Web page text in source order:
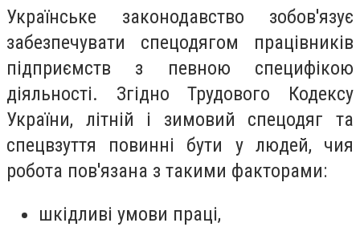
Українське законодавство зобов'язує
забезпечувати спецодягом працівників
підприємств з певною специфікою
діяльності. Згідно Трудового Кодексу
України, літній і зимовий спецодяг та
спецвзуття повинні бути у людей, чия
робота пов'язана з такими факторами:
шкідливі умови праці,